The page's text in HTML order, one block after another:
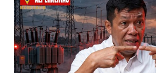
KEPULAUAN
SERIBU
WN
TANGERANG